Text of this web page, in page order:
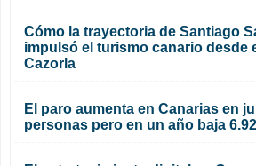
Cómo la trayectoria de Santiago
impulsó el turismo canario desde
Cazorla
El paro aumenta en Canarias en
personas pero en un año baja